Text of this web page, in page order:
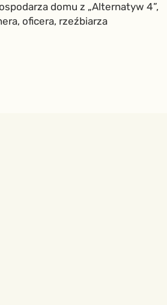
domu z „Alternatyw 4”,
oficera, rzeźbiarza